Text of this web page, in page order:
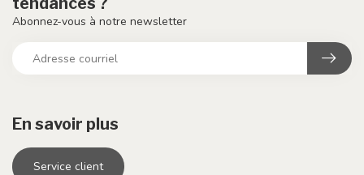
En savoir plus
Service client
Abonnez-vous à notre newsletter